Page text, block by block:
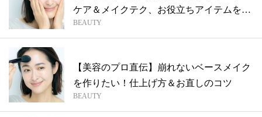
ケア＆メイクテク、お役立ちアイテムを紹
介！
BEAUTY
【美容のプロ直伝】崩れないベースメイク
を作りたい！仕上げ方＆お直しのコツ
BEAUTY